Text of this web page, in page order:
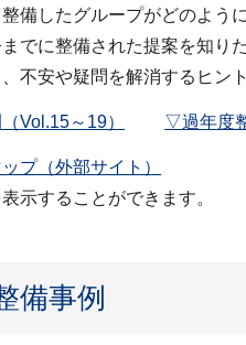
備したグループがどのよ
でに整備された提案を知り
不安や疑問を解消するヒン
Vol.15～19） ▽過年度
プ（外部サイト）
示することができます。
備事例